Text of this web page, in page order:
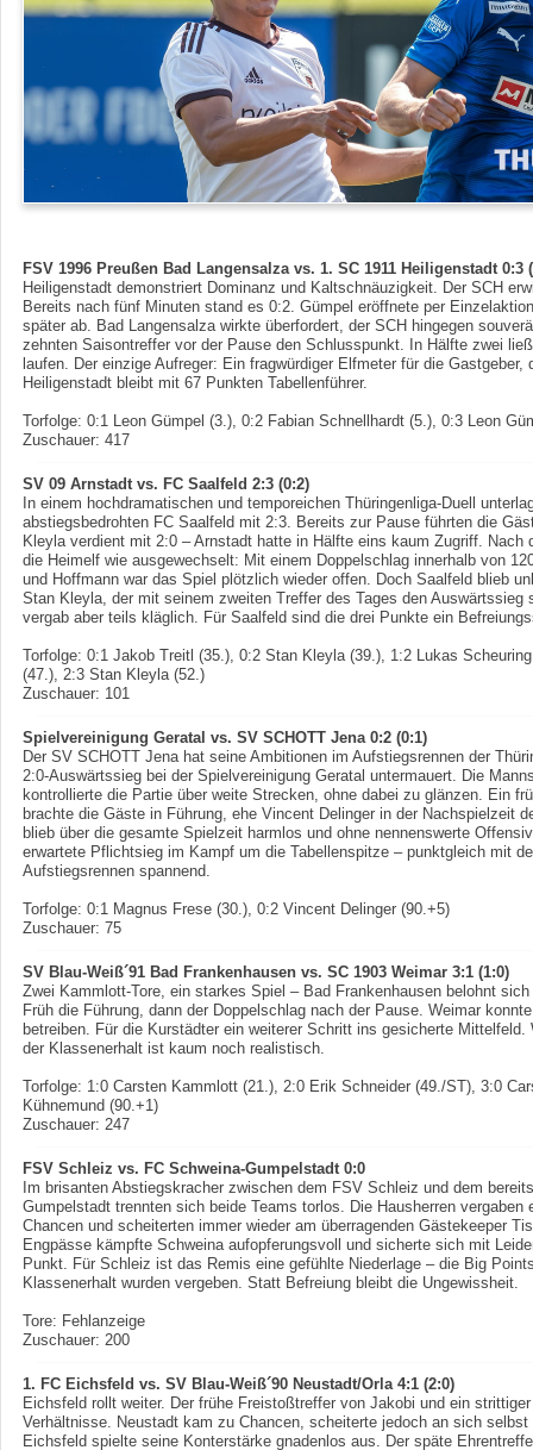
FSV 1996 Preußen Bad Langensalza vs. 1. SC 1911 Heiligenstadt 0:3
Heiligenstadt demonstriert Dominanz und Kaltschnäuzigkeit. Der SCH
Bereits nach fünf Minuten stand es 0:2. Gümpel eröffnete per
später ab. Bad Langensalza wirkte überfordert, der SCH hingegen
zehnten Saisontreffer vor der Pause den Schlusspunkt. In Hälfte zwei
laufen. Der einzige Aufreger: Ein fragwürdiger Elfmeter für die Gastgeber,
Heiligenstadt bleibt mit 67 Punkten Tabellenführer.
Torfolge: 0:1 Leon Gümpel (3.), 0:2 Fabian Schnellhardt (5.), 0:3 Leon
Zuschauer: 417
SV 09 Arnstadt vs. FC Saalfeld 2:3 (0:2)
In einem hochdramatischen und temporeichen Thüringenliga-Duell
abstiegsbedrohten FC Saalfeld mit 2:3. Bereits zur Pause führten die
Kleyla verdient mit 2:0 – Arnstadt hatte in Hälfte eins kaum Zugriff. Nach
die Heimelf wie ausgewechselt: Mit einem Doppelschlag innerhalb von
und Hoffmann war das Spiel plötzlich wieder offen. Doch Saalfeld blieb
Stan Kleyla, der mit seinem zweiten Treffer des Tages den Auswärtssieg
vergab aber teils kläglich. Für Saalfeld sind die drei Punkte ein
Torfolge: 0:1 Jakob Treitl (35.), 0:2 Stan Kleyla (39.), 1:2 Lukas
(47.), 2:3 Stan Kleyla (52.)
Zuschauer: 101
Spielvereinigung Geratal vs. SV SCHOTT Jena 0:2 (0:1)
Der SV SCHOTT Jena hat seine Ambitionen im Aufstiegsrennen der
2:0-Auswärtssieg bei der Spielvereinigung Geratal untermauert. Die
kontrollierte die Partie über weite Strecken, ohne dabei zu glänzen. Ein
brachte die Gäste in Führung, ehe Vincent Delinger in der Nachspielzeit
blieb über die gesamte Spielzeit harmlos und ohne nennenswerte
erwartete Pflichtsieg im Kampf um die Tabellenspitze – punktgleich mit
Aufstiegsrennen spannend.
Torfolge: 0:1 Magnus Frese (30.), 0:2 Vincent Delinger (90.+5)
Zuschauer: 75
SV Blau-Weiß´91 Bad Frankenhausen vs. SC 1903 Weimar 3:1 (1:0)
Zwei Kammlott-Tore, ein starkes Spiel – Bad Frankenhausen belohnt
Früh die Führung, dann der Doppelschlag nach der Pause. Weimar
betreiben. Für die Kurstädter ein weiterer Schritt ins gesicherte Mittelfeld.
der Klassenerhalt ist kaum noch realistisch.
Torfolge: 1:0 Carsten Kammlott (21.), 2:0 Erik Schneider (49./ST), 3:0
Kühnemund (90.+1)
Zuschauer: 247
FSV Schleiz vs. FC Schweina-Gumpelstadt 0:0
Im brisanten Abstiegskracher zwischen dem FSV Schleiz und dem
Gumpelstadt trennten sich beide Teams torlos. Die Hausherren vergaben
Chancen und scheiterten immer wieder am überragenden Gästekeeper
Engpässe kämpfte Schweina aufopferungsvoll und sicherte sich mit
Punkt. Für Schleiz ist das Remis eine gefühlte Niederlage – die Big
Klassenerhalt wurden vergeben. Statt Befreiung bleibt die Ungewissheit.
Tore: Fehlanzeige
Zuschauer: 200
1. FC Eichsfeld vs. SV Blau-Weiß´90 Neustadt/Orla 4:1 (2:0)
Eichsfeld rollt weiter. Der frühe Freistoßtreffer von Jakobi und ein
Verhältnisse. Neustadt kam zu Chancen, scheiterte jedoch an sich
Eichsfeld spielte seine Konterstärke gnadenlos aus. Der späte